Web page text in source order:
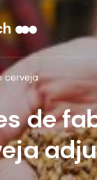
cerveja
de